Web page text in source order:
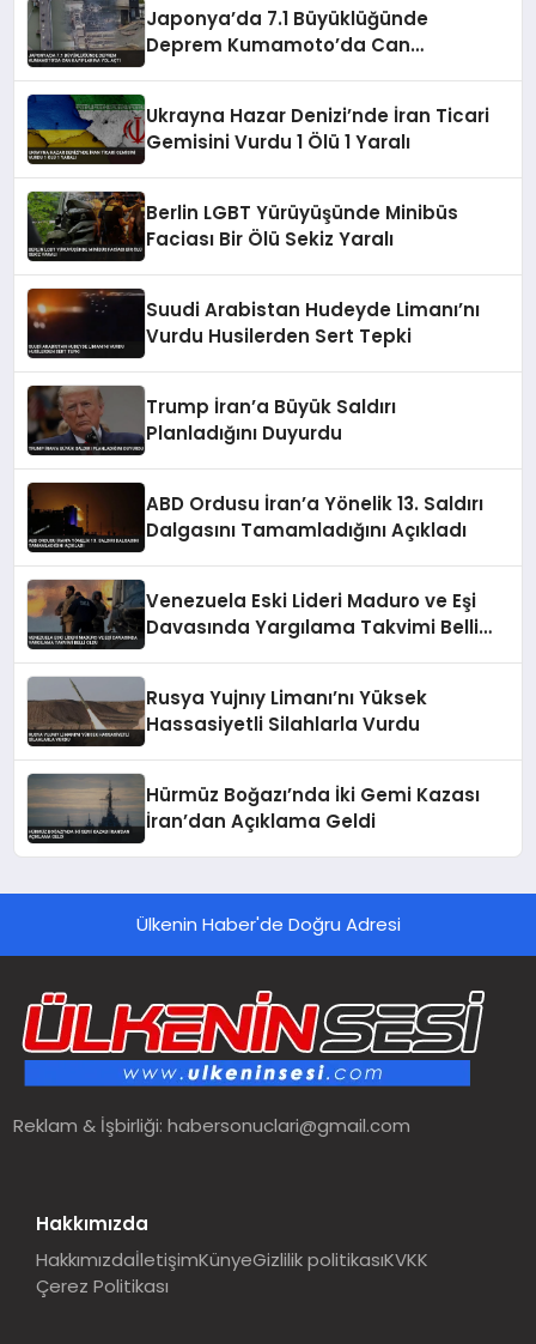
Japonya’da 7.1 Büyüklüğünde
Deprem Kumamoto’da Can
Ukrayna Hazar Denizi’nde İran Ticari
Gemisini Vurdu 1 Ölü 1 Yaralı
Berlin LGBT Yürüyüşünde Minibüs
Faciası Bir Ölü Sekiz Yaralı
Suudi Arabistan Hudeyde Limanı’nı
Vurdu Husilerden Sert Tepki
Trump İran’a Büyük Saldırı
Planladığını Duyurdu
ABD Ordusu İran’a Yönelik 13. Saldırı
Dalgasını Tamamladığını Açıkladı
Venezuela Eski Lideri Maduro ve Eşi
Davasında Yargılama Takvimi Belli
Rusya Yujnıy Limanı’nı Yüksek
Hassasiyetli Silahlarla Vurdu
Hürmüz Boğazı’nda İki Gemi Kazası
İran’dan Açıklama Geldi
Ülkenin Haber'de Doğru Adresi
Reklam & İşbirliği:habersonuclari@gmail.com
Hakkımızda
HakkımızdaİletişimKünyeGizlilik politikasıKVKK
Çerez Politikası